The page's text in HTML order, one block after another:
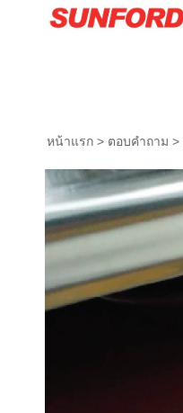
หน้าแรก > ตอบคำถาม >